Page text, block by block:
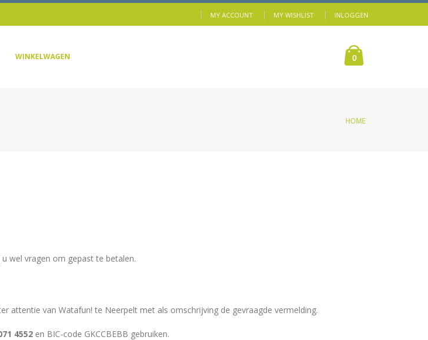
MY ACCOUNT MY WISHLIST INLOGGEN
0
WINKELWAGEN
HOME
wel vragen om gepast te betalen.
attentie van Watafun! te Neerpelt met als omschrijving de gevraagde vermelding.
4552 en BIC-code GKCCBEBB gebruiken.